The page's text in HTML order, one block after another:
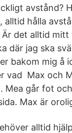
avstånd?
alltid hålla
Är det alltid mitt
där jag ska
bakom mig å
vad Max och
Mea går fot
Max är
alltid